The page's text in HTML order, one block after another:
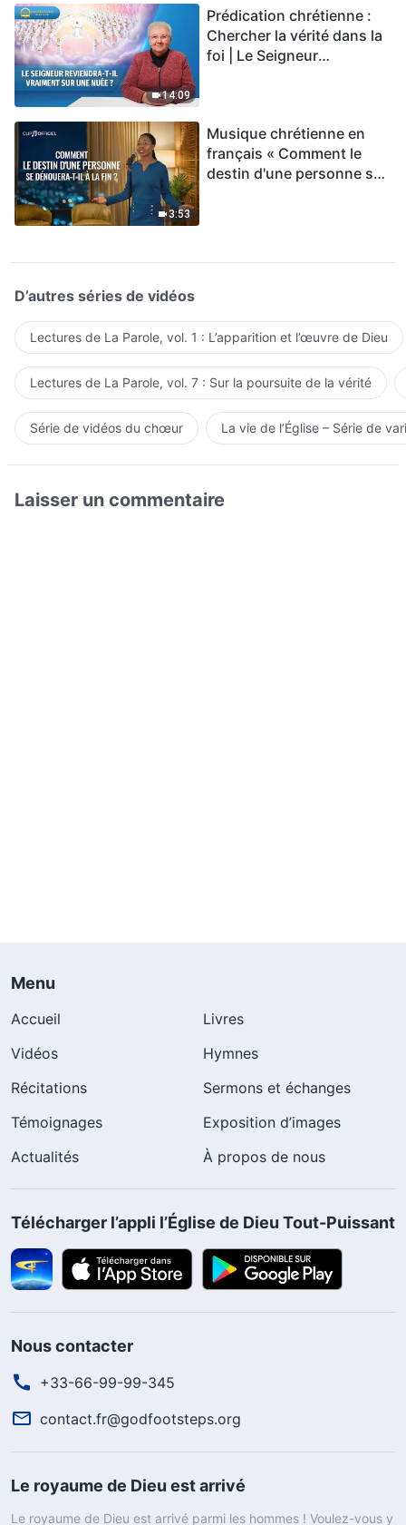
14:09
Prédication chrétienne :
Chercher la vérité dans la
foi | Le Seigneur
3:53
Musique chrétienne en
français « Comment le
destin d'une personne se
D’autres séries de vidéos
Lectures de La Parole, vol. 1 : L’apparition et l’œuvre de Dieu
Lectures de La Parole, vol. 7 : Sur la poursuite de la vérité
Série de vidéos du chœur La vie de l’Église – Série de
Laisser un commentaire
Menu
Accueil
Livres
Vidéos
Hymnes
Récitations
Sermons et échanges
Témoignages
Exposition d’images
Actualités
À propos de nous
Télécharger l’appli l’Église de Dieu Tout-Puissant
Nous contacter
+33-66-99-99-345
contact.fr@godfootsteps.org
Le royaume de Dieu est arrivé
Le royaume de Dieu est arrivé parmi les hommes ! Voulez-vous y